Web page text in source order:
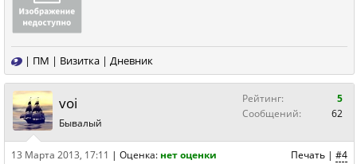
| ПМ | Визитка | Дневник
voi
Бывалый
Рейтинг:
5
Сообщений:
62
Печать | #4
13 Марта 2013, 17:11 | Оценка: нет оценки